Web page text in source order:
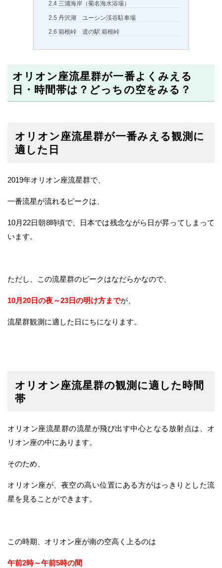
2.4 三浦海岸（菊名海水浴場）
2.5 丹沢湖 ユーシン渓谷駐車場
2.6 箱根峠 道の駅 箱根峠
オリオン座流星群が一番よくみえる
日・時間帯は？どっちの空をみる？
オリオン座流星群が一番みえる観測に
適した日
2019年オリオン座流星群で、
一番流星が流れるピークは、
10月22日朝8時頃で、日本では残念ながら日が昇ってしまって
います。
ただし、この流星群のピークはなだらかなので、
10月20日の夜～23日の明け方までが、
流星群観測に適した日にちになります。
オリオン座流星群の観測に適した時間
帯
オリオン座流星群の流星が飛び出す中心となる放射点は、オ
リオン座の中にあります。
そのため、
オリオン座が、夜空の高い位置にある方がはっきりとした流
星を見ることができます。
この時期、オリオン座が南の空高く上るのは
午前2時～午前5時の間